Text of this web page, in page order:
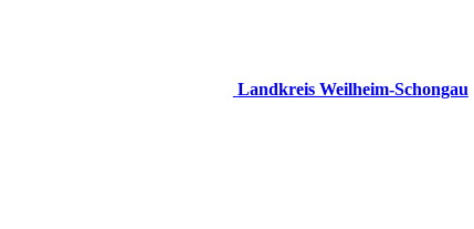
Landkreis Weilheim-Schongau